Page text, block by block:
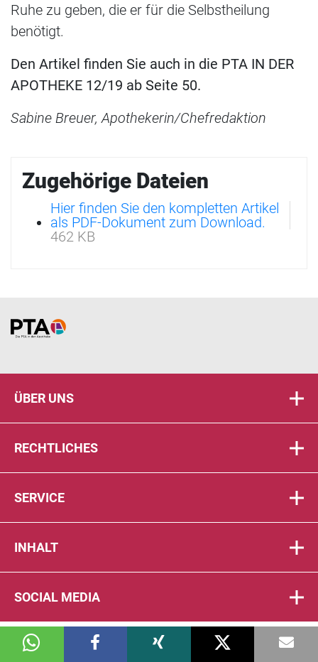
Ruhe zu geben, die er für die Selbstheilung
benötigt.
Den Artikel finden Sie auch in die PTA IN DER
APOTHEKE 12/19 ab Seite 50.
Sabine Breuer, Apothekerin/Chefredaktion
Zugehörige Dateien
Hier finden Sie den kompletten Artikel
als PDF-Dokument zum Download.
462 KB
Home
ÜBER UNS
RECHTLICHES
SERVICE
INHALT
SOCIAL MEDIA
© 2026 DIE PTA IN DER APOTHEKE